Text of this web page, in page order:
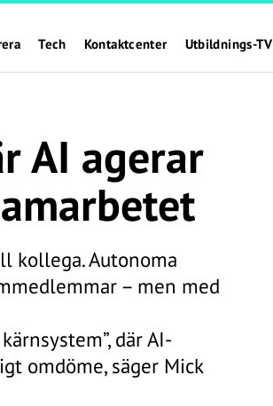
Tech Kontaktcenter Utbildnings-TV
AI agerar
kollega. Autonoma
– men med
där AI-
omdöme, säger Mick